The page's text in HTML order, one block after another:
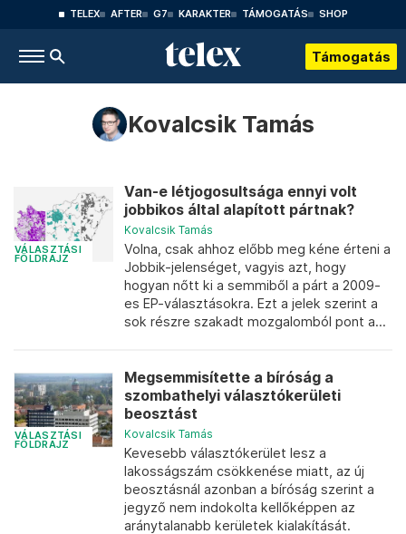
TELEX AFTER G7 KARAKTER TÁMOGATÁS SHOP
Támogatás
Kovalcsik Tamás
VÁLASZTÁSI
FÖLDRAJZ
Van-e létjogosultsága ennyi volt
jobbikos által alapított pártnak?
Kovalcsik Tamás
Volna, csak ahhoz előbb meg kéne érteni a
Jobbik-jelenséget, vagyis azt, hogy
hogyan nőtt ki a semmiből a párt a 2009-
es EP-választásokra. Ezt a jelek szerint a
sok részre szakadt mozgalomból pont a...
VÁLASZTÁSI
FÖLDRAJZ
Megsemmisítette a bíróság a
szombathelyi választókerületi
beosztást
Kovalcsik Tamás
Kevesebb választókerület lesz a
lakosságszám csökkenése miatt, az új
beosztásnál azonban a bíróság szerint a
jegyző nem indokolta kellőképpen az
aránytalanabb kerületek kialakítását.